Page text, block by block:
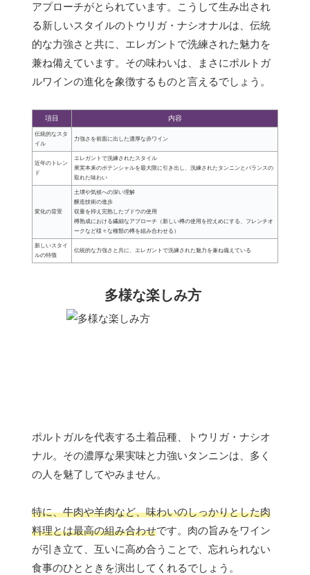
アプローチがとられています。こうして生み出され
る新しいスタイルのトウリガ・ナシオナルは、伝統
的な力強さと共に、エレガントで洗練された魅力を
兼ね備えています。その味わいは、まさにポルトガ
ルワインの進化を象徴するものと言えるでしょう。
項目 内容
伝統的なスタ
イル
力強さを前面に出した濃厚な赤ワイン
近年のトレン
ド
エレガントで洗練されたスタイル
果実本来のポテンシャルを最大限に引き出し、洗練されたタンニンとバランスの
取れた味わい
変化の背景
土壌や気候への深い理解
醸造技術の進歩
収量を抑え完熟したブドウの使用
樽熟成における繊細なアプローチ（新しい樽の使用を控えめにする、フレンチオ
ークなど様々な種類の樽を組み合わせる）
新しいスタイ
ルの特徴
伝統的な力強さと共に、エレガントで洗練された魅力を兼ね備えている
多様な楽しみ方
ポルトガルを代表する土着品種、トウリガ・ナシオ
ナル。その濃厚な果実味と力強いタンニンは、多く
の人を魅了してやみません。
特に、牛肉や羊肉など、味わいのしっかりとした肉
料理とは最高の組み合わせです。肉の旨みをワイン
が引き立て、互いに高め合うことで、忘れられない
食事のひとときを演出してくれるでしょう。